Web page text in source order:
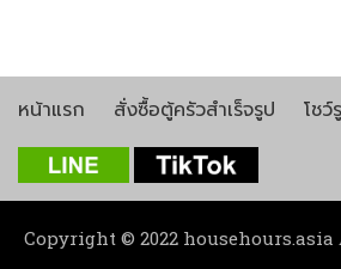
หน้าแรก สั่งซื้อตู้ครัวสำเร็จรูป โชว์
Copyright © 2022 househours.asia